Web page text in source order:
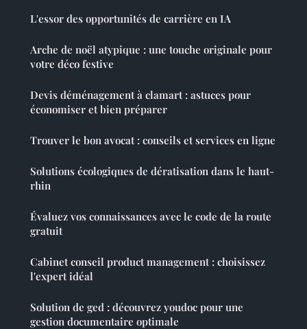
L'essor des opportunités de carrière en IA
Arche de noël atypique : une touche originale pour
votre déco festive
Devis déménagement à clamart : astuces pour
économiser et bien préparer
Trouver le bon avocat : conseils et services en ligne
Solutions écologiques de dératisation dans le haut-
rhin
Évaluez vos connaissances avec le code de la route
gratuit
Cabinet conseil product management : choisissez
l'expert idéal
Solution de ged : découvrez youdoc pour une
gestion documentaire optimale